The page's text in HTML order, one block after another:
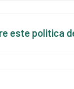
este politica